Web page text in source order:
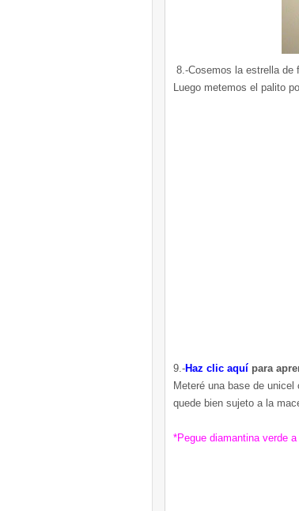
8.-Cosemos la estrella de
Luego metemos el palito
9.-Haz clic aquí para
Meteré una base de
quede bien sujeto a la
*Pegue diamantina verde